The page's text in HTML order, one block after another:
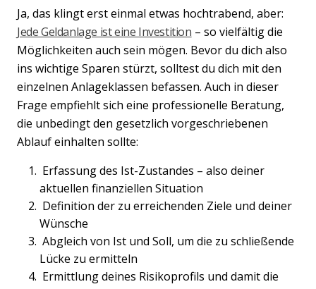
Ja, das klingt erst einmal etwas hochtrabend, aber:
Jede Geldanlage ist eine Investition – so vielfältig die
Möglichkeiten auch sein mögen. Bevor du dich also
ins wichtige Sparen stürzt, solltest du dich mit den
einzelnen Anlageklassen befassen. Auch in dieser
Frage empfiehlt sich eine professionelle Beratung,
die unbedingt den gesetzlich vorgeschriebenen
Ablauf einhalten sollte:
Erfassung des Ist-Zustandes – also deiner
aktuellen finanziellen Situation
Definition der zu erreichenden Ziele und deiner
Wünsche
Abgleich von Ist und Soll, um die zu schließende
Lücke zu ermitteln
Ermittlung deines Risikoprofils und damit die